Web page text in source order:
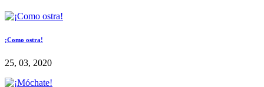
¡Como ostra!
25, 03, 2020